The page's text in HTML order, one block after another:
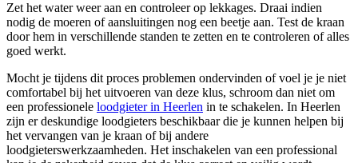
Zet het water weer aan en controleer op lekkages. Draai indien
nodig de moeren of aansluitingen nog een beetje aan. Test de kraan
door hem in verschillende standen te zetten en te controleren of alles
goed werkt.
Mocht je tijdens dit proces problemen ondervinden of voel je je niet
comfortabel bij het uitvoeren van deze klus, schroom dan niet om
een professionele loodgieter in Heerlen in te schakelen. In Heerlen
zijn er deskundige loodgieters beschikbaar die je kunnen helpen bij
het vervangen van je kraan of bij andere
loodgieterswerkzaamheden. Het inschakelen van een professional